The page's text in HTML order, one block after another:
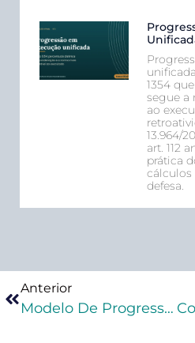
1354
segue a
ao
13.964/
art. 112
prática
cálculos
defesa.
Anterior
Modelo De Progressão De Regime